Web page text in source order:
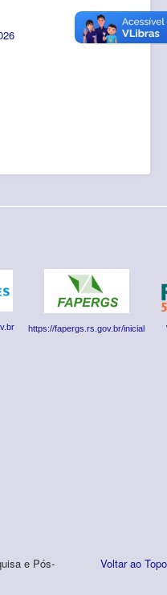
https://fapergs.rs.gov.br/inicial
Voltar ao Topo
e Pós-